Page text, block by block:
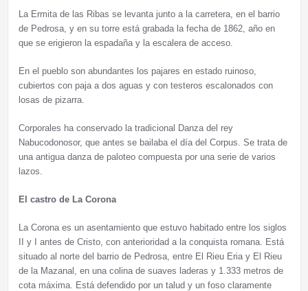
La Ermita de las Ribas se levanta junto a la carretera, en el barrio
de Pedrosa, y en su torre está grabada la fecha de 1862, año en
que se erigieron la espadaña y la escalera de acceso.
En el pueblo son abundantes los pajares en estado ruinoso,
cubiertos con paja a dos aguas y con testeros escalonados con
losas de pizarra.
Corporales ha conservado la tradicional Danza del rey
Nabucodonosor, que antes se bailaba el día del Corpus. Se trata de
una antigua danza de paloteo compuesta por una serie de varios
lazos.
El castro de La Corona
La Corona es un asentamiento que estuvo habitado entre los siglos
II y I antes de Cristo, con anterioridad a la conquista romana. Está
situado al norte del barrio de Pedrosa, entre El Rieu Eria y El Rieu
de la Mazanal, en una colina de suaves laderas y 1.333 metros de
cota máxima. Está defendido por un talud y un foso claramente